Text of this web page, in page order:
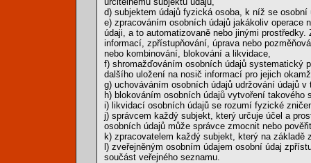
d) subjektem údajů fyzická osoba, k níž se osobní
e) zpracováním osobních údajů jakákoliv operace
údaji, a to automatizovaně nebo jinými
informací, zpřístupňování, úprava nebo
nebo kombinování, blokování a likvidace,
f) shromažďováním osobních údajů systematický
dalšího uložení na nosič informací pro jejich
g) uchováváním osobních údajů udržování údajů
h) blokováním osobních údajů vytvoření
i) likvidací osobních údajů se rozumí fyzické
j) správcem každý subjekt, který určuje účel a
osobních údajů může správce zmocnit nebo
k) zpracovatelem každý subjekt, který na základě
l) zveřejněným osobním údajem osobní údaj
součást veřejného seznamu.